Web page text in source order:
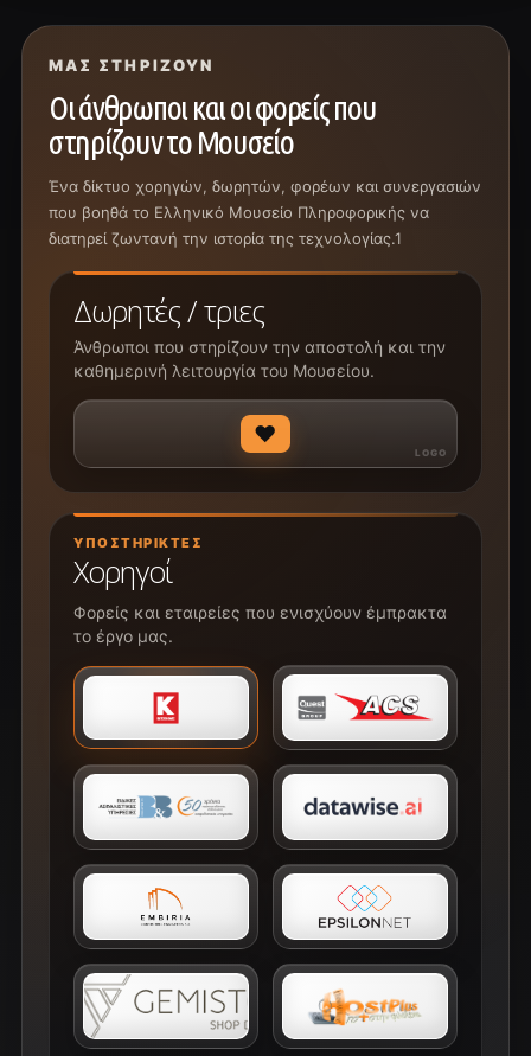
ΜΑΣ ΣΤΗΡΊΖΟΥΝ
Οι άνθρωποι και οι φορείς που
στηρίζουν το Μουσείο
Ένα δίκτυο χορηγών, δωρητών, φορέων και συνεργασιών
που βοηθά το Ελληνικό Μουσείο Πληροφορικής να
διατηρεί ζωντανή την ιστορία της τεχνολογίας.1
Δωρητές / τριες
Άνθρωποι που στηρίζουν την αποστολή και την
καθημερινή λειτουργία του Μουσείου.
♥
ΥΠΟΣΤΗΡΙΚΤΈΣ
Χορηγοί
Φορείς και εταιρείες που ενισχύουν έμπρακτα
το έργο μας.